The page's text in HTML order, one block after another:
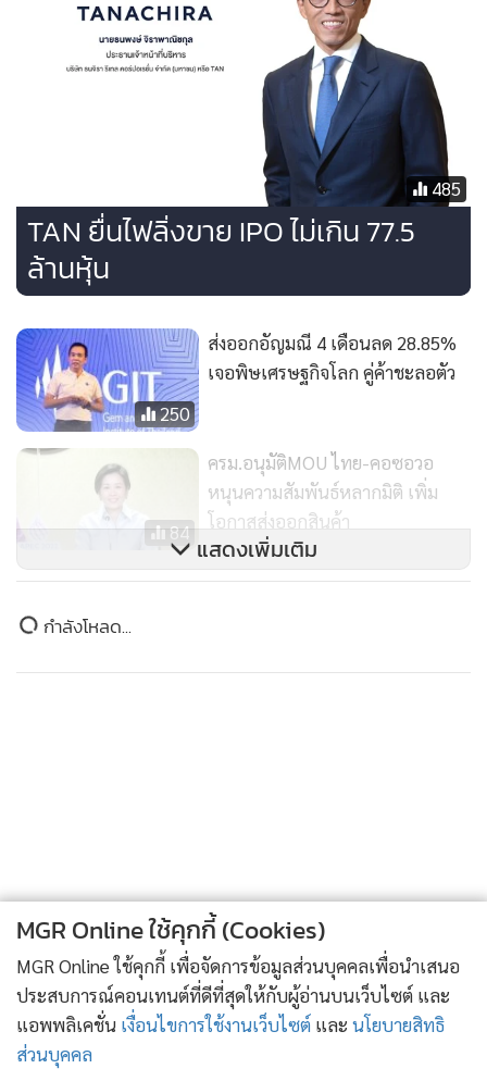
กลุ่มบริษัทฯ ยังได้ขยายธุรกิจไปยังธุรกิจสปา มี 4 แบรนด์ย่อย
ได้แก่ HARNN Heritage Spa, The Spa by HARNN, By
HARNN, และ Scape by HARNN โดยแต่ละแบรนด์มีกลุ่มลูกค้า
เป้าหมายที่แตกต่างกัน ตั้งแต่ระดับลักซ์ชัวรี อัปเปอร์สเกลหรือ
บูทีค ลักชัวรีแอนด์ไลฟ์สไตล์ และพรีเมียม และมีการคัดเลือกแฟ
รนไชซีจากเครือโรงแรมชั้นนำของโลกเพื่อรักษามาตรฐานการให้
บริการ กลุ่มบริษัทฯ ยังมีการประกอบธุรกิจที่เกี่ยวเนื่องอื่น เช่น
ธุรกิจอาหารและเครื่องดื่ม ภายใต้ชื่อ Marimekko pop-up café
และ Cath Kidston Tearoom เพื่อผสมผสานผลิตภัณฑ์ไลฟ์
สไตล์ที่มีในพอร์ตธุรกิจของบริษัทฯ โดยมุ่งเน้นการสร้าง
ประสบการณ์ที่ดีให้แก่ผู้บริโภค
ทั้งนี้ กลุ่มบริษัทฯ มีช่องทางการจัดจำหน่ายผลิตภัณฑ์ที่หลาก
หลายเพื่อเพิ่มช่องทางการเข้าถึงลูกค้ากลุ่มเป้าหมายหลัก ทั้ง
กลุ่มลูกค้ารายย่อย ที่เรียกว่า “กลุ่ม Y-W-N (Youth-Women-
Neitizens) ที่เป็นคนรุ่นใหม่ ผู้หญิงวัยรุ่นและวัยทำงานที่มีรายได้
จำหน่ายผลิตภัณฑ์ เป็นต้น และสามารถเพิ่มจำนวนลูกค้า เพื่อ
สร้างการเติบโตของรายได้อย่างต่อเนื่อง
485
TAN ยื่นไฟลิ่งขาย IPO ไม่เกิน 77.5
ล้านหุ้น
250
ส่งออกอัญมณี 4 เดือนลด 28.85%
เจอพิษเศรษฐกิจโลก คู่ค้าชะลอตัว
84
ครม.อนุมัติMOU ไทย-คอซอวอ
หนุนความสัมพันธ์หลากมิติ เพิ่ม
โอกาสส่งออกสินค้า
แสดงเพิ่มเติม
กำลังโหลด...
MGR Online ใช้คุกกี้ (Cookies)
MGR Online ใช้คุกกี้ เพื่อจัดการข้อมูลส่วนบุคคลเพื่อนำเสนอ
ประสบการณ์คอนเทนต์ที่ดีที่สุดให้กับผู้อ่านบนเว็บไซต์ และ
แอพพลิเคชั่น เงื่อนไขการใช้งานเว็บไซต์ และ นโยบายสิทธิ
ส่วนบุคคล